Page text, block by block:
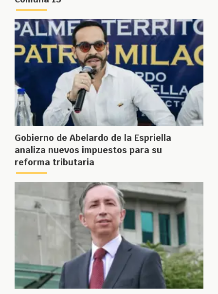
Gobierno de Abelardo de la Espriella
analiza nuevos impuestos para su
reforma tributaria